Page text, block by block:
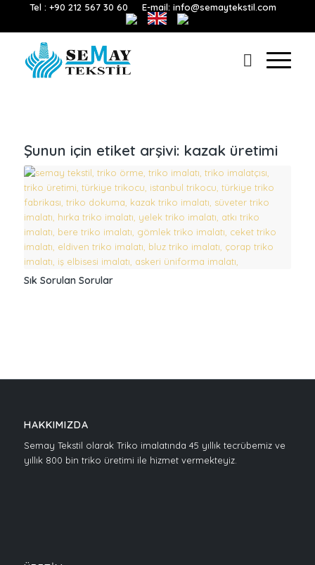
Tel : +90 212 567 30 60 E-mail: info@semaytekstil.com
Şunun için etiket arşivi: kazak üretimi
Sık Sorulan Sorular
HAKKIMIZDA
Semay Tekstil olarak Triko imalatında 45 yıllık tecrübemiz ve
yıllık 800 bin triko üretimi ile hizmet vermekteyiz.